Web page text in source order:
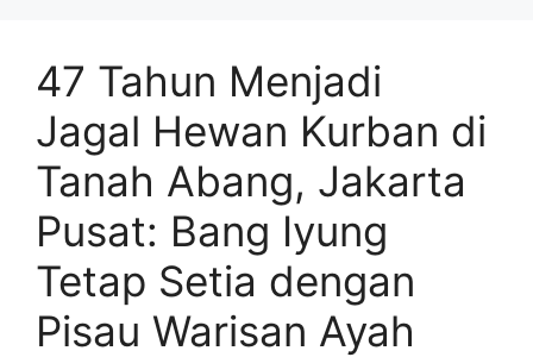
47 Tahun Menjadi
Jagal Hewan Kurban di
Tanah Abang, Jakarta
Pusat: Bang Iyung
Tetap Setia dengan
Pisau Warisan Ayah